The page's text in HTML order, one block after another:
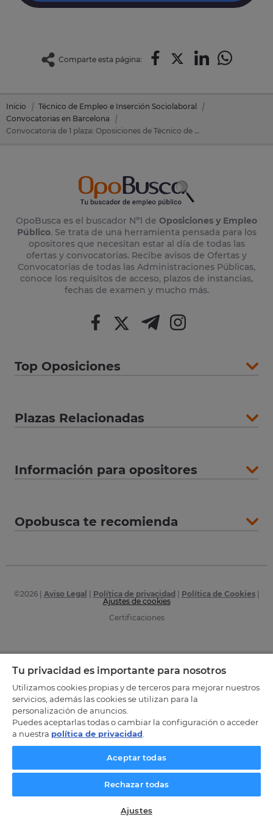
Comparte esta página:
Inicio
Técnico de Empleo e Inserción Sociolaboral
Convocatorias en Barcelona
Convocatoria de 1 plaza: Oposiciones de Técnico de Empleo e Inserción Sociolaboral en Montornes Del Valles (Barcelona)
OpoBusca es el buscador Nº1 de Oposiciones y Empleo
Público. Se trata de una herramienta pensada para los
opositores que necesitan estar al día de todas las
ofertas y convocatorias. Recibe avisos de Ofertas y
Convocatorias de todas las Administraciones Públicas,
conoce los requisitos de acceso, plazos de instancias,
fechas de examen y mucho más.
Top Oposiciones
Plazas Relacionadas
Información para opositores
Opobusca te recomienda
©2026| Aviso Legal Política de privacidad Política de Cookies|
Ajustes de cookies
Certificaciones
Tu privacidad es importante para nosotros
Utilizamos cookies propias y de terceros para mejorar nuestros
servicios, además las cookies se utilizan para la
personalización de anuncios.
Puedes aceptarlas todas o cambiar la configuración o acceder
a nuestra política de privacidad
Aceptar todas
Rechazar todas
Ajustes
SOLICITA INFORMACIÓN